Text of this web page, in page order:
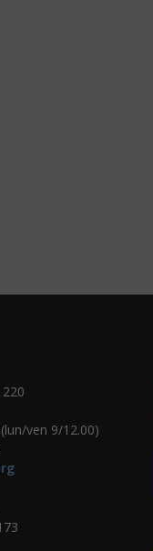
ven 9/12.00)